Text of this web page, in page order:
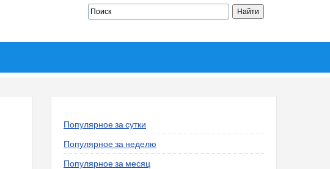
Популярное за сутки
Популярное за неделю
Популярное за месяц